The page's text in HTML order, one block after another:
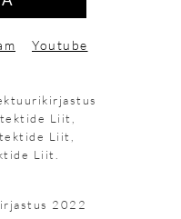
Youtube
Liit,
Liit,
Liit.
2022